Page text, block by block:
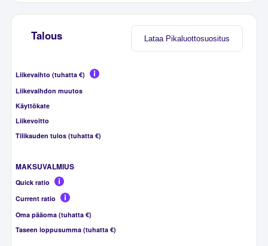
Lataa Pikaluottosuositus
Talous
Liikevaihto (tuhatta €)
Liikevaihdon muutos
Käyttökate
Liikevoitto
Tilikauden tulos (tuhatta €)
MAKSUVALMIUS
Quick ratio
Current ratio
Oma pääoma (tuhatta €)
Taseen loppusumma (tuhatta €)